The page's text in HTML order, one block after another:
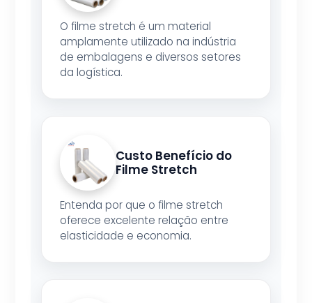
O filme stretch é um material
amplamente utilizado na indústria
de embalagens e diversos setores
da logística.
Custo Benefício do
Filme Stretch
Entenda por que o filme stretch
oferece excelente relação entre
elasticidade e economia.